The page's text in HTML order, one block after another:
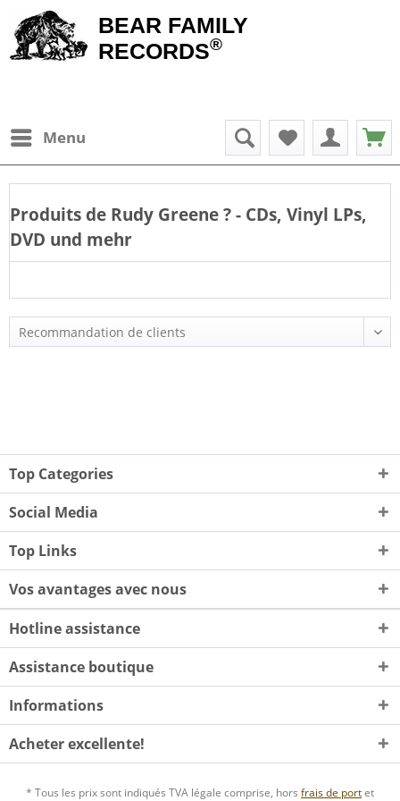
BEAR FAMILY
RECORDS®
Menu
Produits de Rudy Greene? - CDs, Vinyl LPs,
DVD und mehr
Top Categories
Social Media
Top Links
Vos avantages avec nous
Hotline assistance
Assistance boutique
Informations
Acheter excellente!
* Tous les prix sont indiqués TVA légale comprise, hors frais de portet